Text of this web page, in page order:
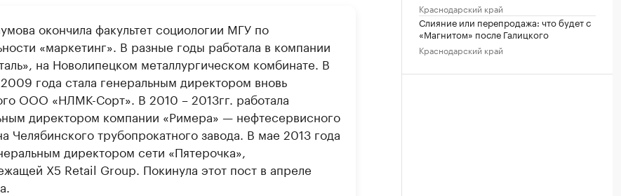
окончила факультет социологии МГУ по
«маркетинг». В разные годы работала в компании
на Новолипецком металлургическом комбинате. В
года стала генеральным директором вновь
ООО «НЛМК-Сорт». В 2010 – 2013гг. работала
директором компании «Римера» — нефтесервисного
Челябинского трубопрокатного завода. В мае 2013 года
директором сети «Пятерочка»,
X5 Retail Group. Покинула этот пост в апреле
Краснодарский край
Слияние или перепродажа: что будет с
«Магнитом» после Галицкого
Краснодарский край